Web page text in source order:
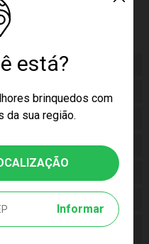
está?
brinquedos com
da sua região.
Informar
Minecraft Streamers